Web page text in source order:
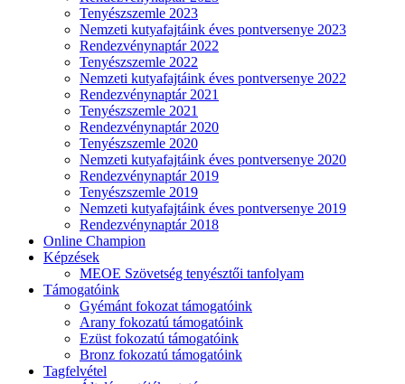
Tenyészszemle 2023
Nemzeti kutyafajtáink éves pontversenye 2023
Rendezvénynaptár 2022
Tenyészszemle 2022
Nemzeti kutyafajtáink éves pontversenye 2022
Rendezvénynaptár 2021
Tenyészszemle 2021
Rendezvénynaptár 2020
Tenyészszemle 2020
Nemzeti kutyafajtáink éves pontversenye 2020
Rendezvénynaptár 2019
Tenyészszemle 2019
Nemzeti kutyafajtáink éves pontversenye 2019
Rendezvénynaptár 2018
Online Champion
Képzések
MEOE Szövetség tenyésztői tanfolyam
Támogatóink
Gyémánt fokozat támogatóink
Arany fokozatú támogatóink
Ezüst fokozatú támogatóink
Bronz fokozatú támogatóink
Tagfelvétel